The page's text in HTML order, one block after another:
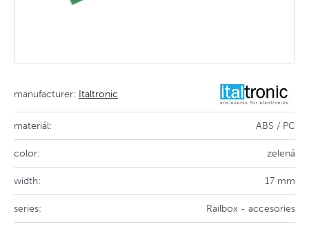
manufacturer: Italtronic
materiál: ABS / PC
color: zelená
width: 17 mm
series: Railbox - accesories